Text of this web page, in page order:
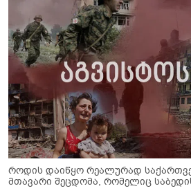
როდის დაიწყო რეალურად
მთავარი შეცდომა, რომელიც